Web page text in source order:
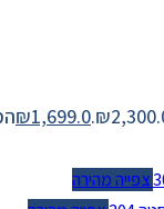
₪1,699.0
צפייה מהירה